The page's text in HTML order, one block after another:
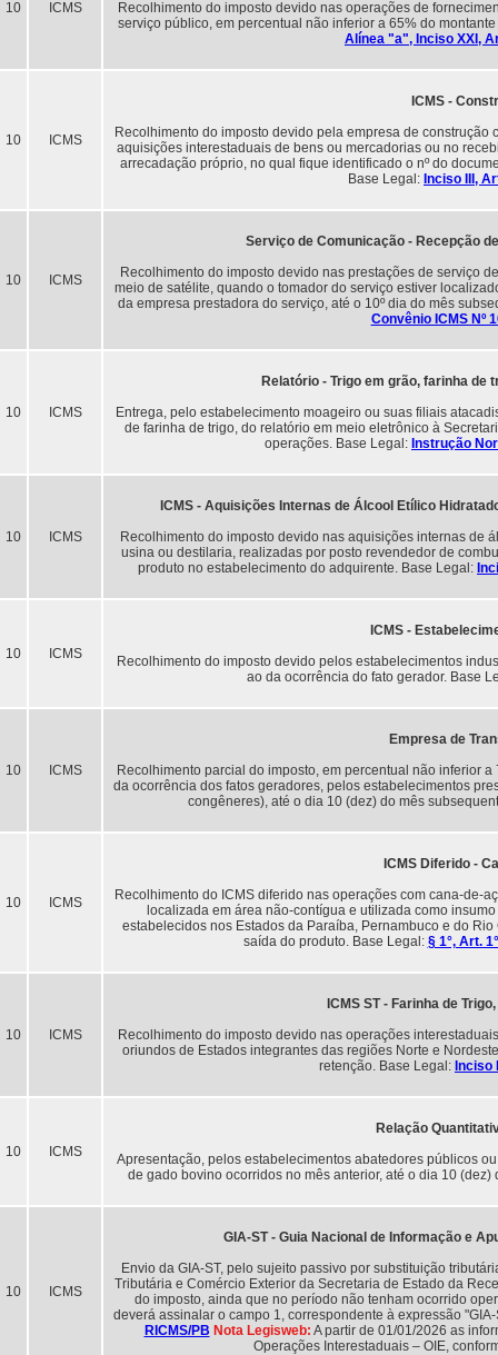
10 ICMS
Recolhimento do imposto devido nas operações de
serviço público, em percentual não inferior a 65% do
Alínea "a", Inciso XXI,
10 ICMS
ICMS -
Recolhimento do imposto devido pela empresa de
aquisições interestaduais de bens ou mercadorias ou no
arrecadação próprio, no qual fique identificado o nº do
Base Legal: Inciso III,
10 ICMS
Serviço de Comunicação - Recepção
Recolhimento do imposto devido nas prestações de serviço
meio de satélite, quando o tomador do serviço estiver
da empresa prestadora do serviço, até o 10º dia do mês
Convênio ICMS Nº
10 ICMS
Relatório - Trigo em grão, farinha de
Entrega, pelo estabelecimento moageiro ou suas filiais
de farinha de trigo, do relatório em meio eletrônico à
operações. Base Legal: Instrução
10 ICMS
ICMS - Aquisições Internas de Álcool Etílico
Recolhimento do imposto devido nas aquisições internas de
usina ou destilaria, realizadas por posto revendedor de
produto no estabelecimento do adquirente. Base Legal:
10 ICMS
ICMS -
Recolhimento do imposto devido pelos estabelecimentos
ao da ocorrência do fato gerador. Base
10 ICMS
Empresa de
Recolhimento parcial do imposto, em percentual não inferior
da ocorrência dos fatos geradores, pelos estabelecimentos
congêneres), até o dia 10 (dez) do mês
10 ICMS
ICMS Diferido -
Recolhimento do ICMS diferido nas operações com cana-de-
localizada em área não-contígua e utilizada como
estabelecidos nos Estados da Paraíba, Pernambuco e do
saída do produto. Base Legal: § 1°, Art.
10 ICMS
ICMS ST - Farinha de
Recolhimento do imposto devido nas operações
oriundos de Estados integrantes das regiões Norte e
retenção. Base Legal: Inciso
10 ICMS
Relação
Apresentação, pelos estabelecimentos abatedores públicos
de gado bovino ocorridos no mês anterior, até o dia 10
10 ICMS
GIA-ST - Guia Nacional de Informação e
Envio da GIA-ST, pelo sujeito passivo por substituição
Tributária e Comércio Exterior da Secretaria de Estado da
do imposto, ainda que no período não tenham ocorrido
deverá assinalar o campo 1, correspondente à expressão
RICMS/PB Nota Legisweb: A partir de 01/01/2026 as
Operações Interestaduais – OIE,